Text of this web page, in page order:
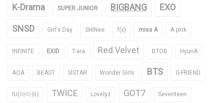
K-Drama SUPER JUNIOR BIGBANG EXO
SNSD Girl's Day SHINee f(x) miss A A pink
INFINITE EXID T-ara Red Velvet BTOB HyunA
AOA BEAST SISTAR Wonder Girls BTS G-FRIEND
IU(아이유) TWICE Lovelyz GOT7 Seventeen